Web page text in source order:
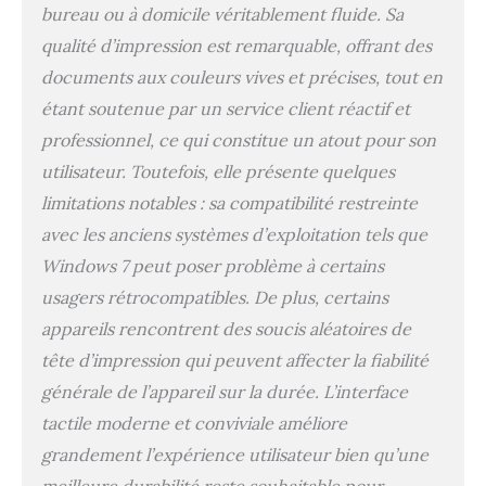
économiser sur l’encre.
Vos cartouches HP
livrées chez vous sans
avoir à y penser, avant de
tomber à court d’encre.
En plus, Instant Ink est
modulable et sans
engagement
L’imprimante HP
405U3B est compatible
avec les cartouches
originales : HP 924 Noir,
Cyan, Jaune et Magenta
Dotée d'un système de
sécurité dynamique, qui
pourrait être
périodiquement mis à
jour par le firmware, elle
est conçue pour une
bureau ou à domicile véritablement fluide. Sa
qualité d’impression est remarquable, offrant des
documents aux couleurs vives et précises, tout en
étant soutenue par un service client réactif et
professionnel, ce qui constitue un atout pour son
utilisateur. Toutefois, elle présente quelques
limitations notables : sa compatibilité restreinte
avec les anciens systèmes d’exploitation tels que
Windows 7 peut poser problème à certains
usagers rétrocompatibles. De plus, certains
appareils rencontrent des soucis aléatoires de
tête d’impression qui peuvent affecter la fiabilité
générale de l’appareil sur la durée. L’interface
tactile moderne et conviviale améliore
grandement l’expérience utilisateur bien qu’une